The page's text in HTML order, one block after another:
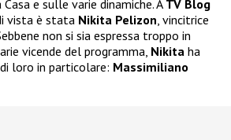
e sulle varie dinamiche. A TV Blog
vista è stata Nikita Pelizon , vincitrice
non si sia espressa troppo in
vicende del programma, Nikita ha
loro in particolare: Massimiliano